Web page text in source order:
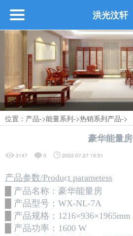
洪光汶轩
首页
关于
┗━公司介绍
┗━公司荣誉
┗━企业文化
产品
┗━定制生活馆
位置： 产品->能量系列->热销系列产品->
豪华能量房
3147 0 2022-07-27 15:51
产品参数/Product parametess
产品名称： 豪华能量房
产品型号： WX-NL-7A
产品规格： 1216×936×1965mm
产品功率： 1600 W